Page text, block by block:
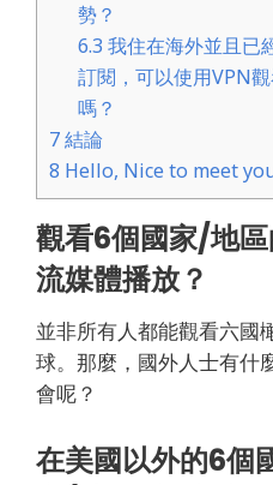
勢？
6.3 我住在海外並且已
訂閱，可以使用VPN
嗎？
7結論
8 Hello, Nice to meet
觀看6個國家/地
流媒體播放？
並非所有人都能觀看六國
球。 那麼，國外人士有什
會呢？
在美國以外的6個